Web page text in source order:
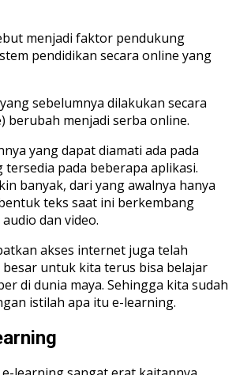
menjadi faktor pendukung
pendidikan secara online yang
sebelumnya dilakukan secara
berubah menjadi serba online.
yang dapat diamati ada pada
pada beberapa aplikasi.
banyak, dari yang awalnya hanya
teks saat ini berkembang
dan video.
akses internet juga telah
untuk kita terus bisa belajar
di dunia maya. Sehingga kita sudah
istilah apa itu e-learning.